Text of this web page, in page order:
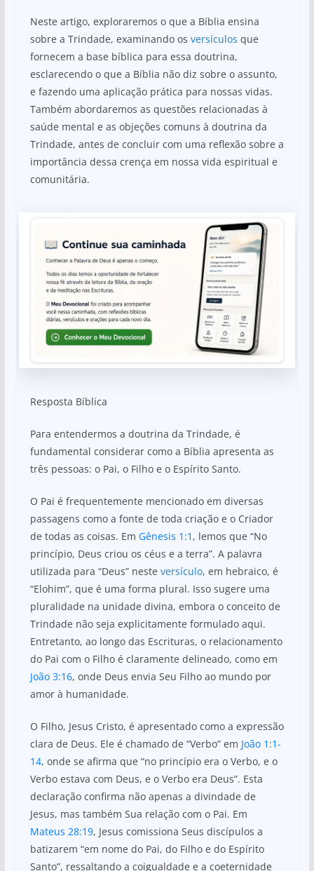
Neste artigo, exploraremos o que a Bíblia ensina
sobre a Trindade, examinando os versículos que
fornecem a base bíblica para essa doutrina,
esclarecendo o que a Bíblia não diz sobre o assunto,
e fazendo uma aplicação prática para nossas vidas.
Também abordaremos as questões relacionadas à
saúde mental e as objeções comuns à doutrina da
Trindade, antes de concluir com uma reflexão sobre a
importância dessa crença em nossa vida espiritual e
comunitária.
Resposta Bíblica
Para entendermos a doutrina da Trindade, é
fundamental considerar como a Bíblia apresenta as
três pessoas: o Pai, o Filho e o Espírito Santo.
O Pai é frequentemente mencionado em diversas
passagens como a fonte de toda criação e o Criador
de todas as coisas. Em Gênesis 1:1 , lemos que “No
princípio, Deus criou os céus e a terra”. A palavra
utilizada para “Deus” neste versículo, em hebraico, é
“Elohim”, que é uma forma plural. Isso sugere uma
pluralidade na unidade divina, embora o conceito de
Trindade não seja explicitamente formulado aqui.
Entretanto, ao longo das Escrituras, o relacionamento
do Pai com o Filho é claramente delineado, como em
João 3:16, onde Deus envia Seu Filho ao mundo por
amor à humanidade.
O Filho, Jesus Cristo, é apresentado como a expressão
clara de Deus. Ele é chamado de “Verbo” em João 1:1-
14, onde se afirma que “no princípio era o Verbo, e o
Verbo estava com Deus, e o Verbo era Deus”. Esta
declaração confirma não apenas a divindade de
Jesus, mas também Sua relação com o Pai. Em
Mateus 28:19, Jesus comissiona Seus discípulos a
batizarem “em nome do Pai, do Filho e do Espírito
Santo”, ressaltando a coigualdade e a coeternidade